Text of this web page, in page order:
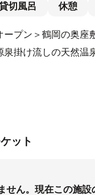
切風呂 休憩
ープン＞鶴岡の奥座
泉掛け流しの天然温
ット
せん。現在この施設